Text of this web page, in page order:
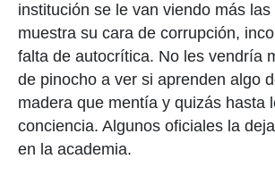
institución se le van viendo más las
muestra su cara de corrupción,
falta de autocrítica. No les vendría
de pinocho a ver si aprenden algo
madera que mentía y quizás hasta
conciencia. Algunos oficiales la
en la academia.